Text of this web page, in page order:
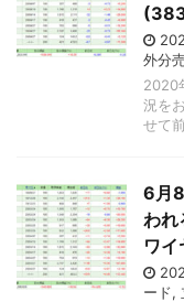
外分売
2020
況を
せて
6月
わ
ワ
ード,